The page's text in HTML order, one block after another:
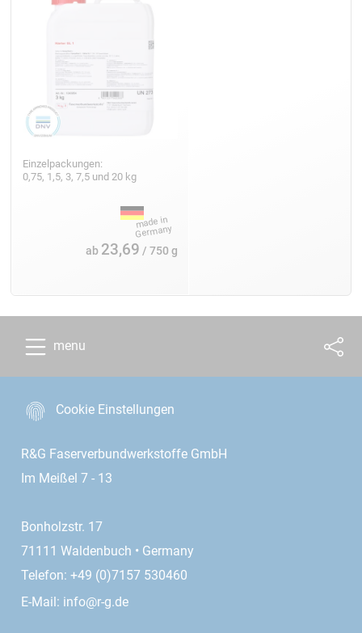
Einzelpackungen:
0,75, 1,5, 3, 7,5 und 20 kg
ab 23,69 / 750 g
menu
Cookie Einstellungen
R&G Faserverbundwerkstoffe GmbH
Im Meißel 7 - 13
Bonholzstr. 17
71111 Waldenbuch • Germany
Telefon: +49 (0)7157 530460
E-Mail: info@r-g.de